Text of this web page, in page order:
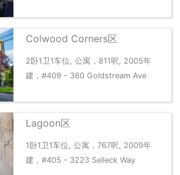
Colwood Corners区
2卧1卫1车位, 公寓，811呎, 2005年
建，#409 - 360 Goldstream Ave
Lagoon区
1卧1卫1车位, 公寓，767呎, 2009年
建，#405 - 3223 Selleck Way